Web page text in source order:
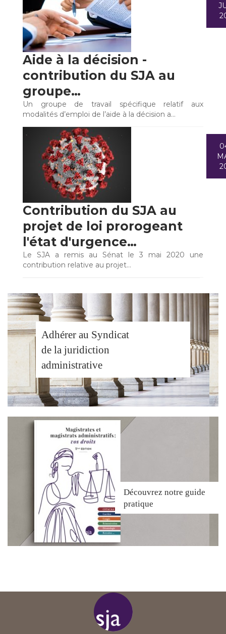
Aide à la décision -
contribution du SJA au
groupe…
Un groupe de travail spécifique relatif aux
modalités d’emploi de l’aide à la décision a…
Contribution du SJA au
projet de loi prorogeant
l'état d'urgence…
Le SJA a remis au Sénat le 3 mai 2020 une
contribution relative au projet…
Adhérer au Syndicat
de la juridiction
administrative
Découvrez notre guide
pratique